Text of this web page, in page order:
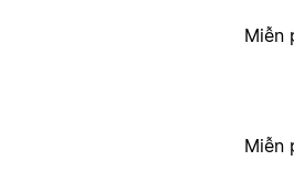
Miễn
Miễn